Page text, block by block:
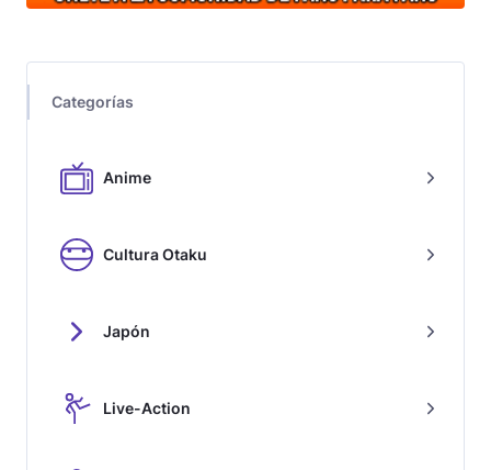
Categorías
Anime
Cultura Otaku
Japón
Live-Action